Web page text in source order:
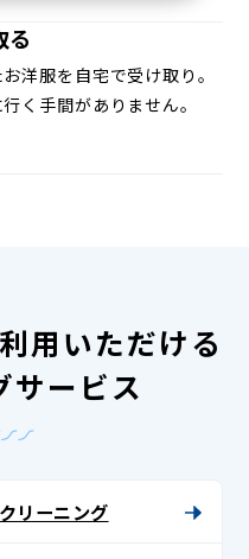
る
洋服を自宅で受け取り。
く手間がありません。
用いただける
サービス
リーニング